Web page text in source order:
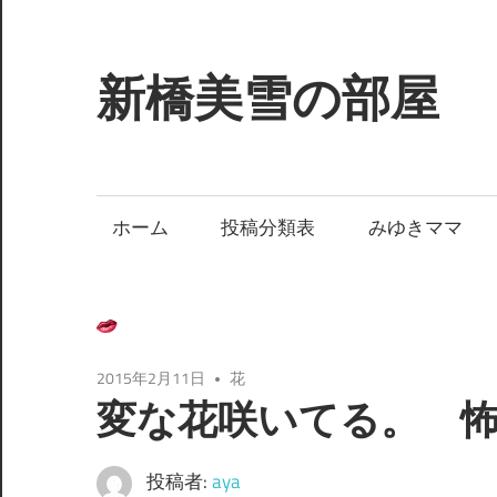
テ
ン
キ
新橋美雪の部屋
た
癒
し
の
空
ホーム 投稿分類表 みゆきママ
2015年2月11日 花
変な花咲いてる。
投稿者:aya